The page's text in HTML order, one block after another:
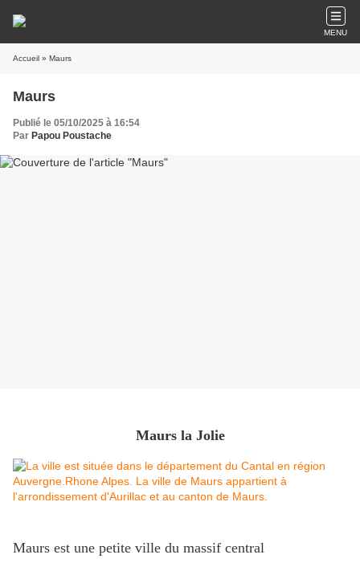
MENU
Accueil » Maurs
Maurs
Publié le 05/10/2025 à 16:54
Par Papou Poustache
Maurs la Jolie
Maurs est une petite ville du massif central